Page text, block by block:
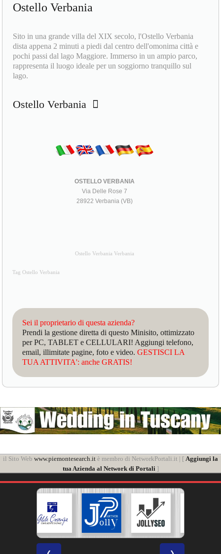
Ostello Verbania
Sito in una grande villa del XIX secolo, l'Ostello Verbania
dista appena 2 minuti a piedi dal centro dell'omonima città e
pochi passi dal lago Maggiore. Immerso in un ampio parco,
rappresenta il luogo ideale per un soggiorno tranquillo sul
lago.
Ostello Verbania
OSTELLO VERBANIA
Via Delle Rose 7
28922 Verbania (VB)
Ostello Verbania Verbania
Tag Ostello Verbania
Sei il proprietario di questa azienda?
Prendi la gestione diretta di questo Minisito, ottimizzato
per PC, TABLET e CELLULARI! Aggiungi telefono,
email, illimitate pagine, foto e video.GESTISCI LA
TUA ATTIVITA': anche GRATIS!
il Sito Web www.piemontesearch.it è membro di NetworkPortali.it | [ Aggiungi la
tua Azienda al Network di Portali]